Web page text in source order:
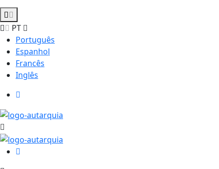
PT
Português
Espanhol
Francês
Inglês